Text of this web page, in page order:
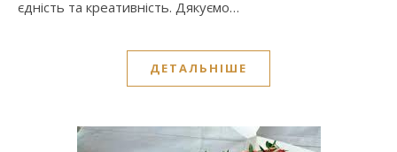
єдність та креативність. Дякуємо…
ДЕТАЛЬНІШЕ